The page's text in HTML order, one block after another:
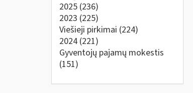
2025 (236)
2023 (225)
Viešieji pirkimai (224)
2024 (221)
Gyventojų pajamų mokestis
(151)